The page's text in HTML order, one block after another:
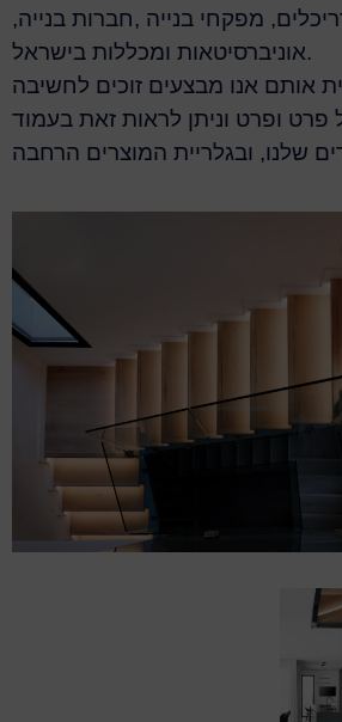
מפקחי בנייה ,חברות בנייה,
אוניברסיטאות ומכללות בישראל.
אותם אנו מבצעים זוכים לחשיבה
ופרט וניתן לראות זאת בעמוד